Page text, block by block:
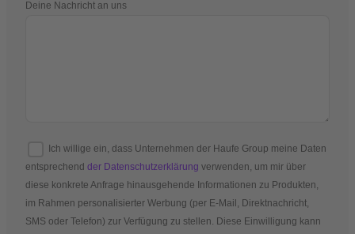
Deine Nachricht an uns
Ich willige ein, dass Unternehmen der Haufe Group meine Daten
entsprechend der Datenschutzerklärung verwenden, um mir über
diese konkrete Anfrage hinausgehende Informationen zu Produkten,
im Rahmen personalisierter Werbung (per E-Mail, Direktnachricht,
SMS oder Telefon) zur Verfügung zu stellen. Diese Einwilligung kann